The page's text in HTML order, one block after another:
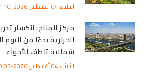
الثلاثاء 04 أغسطس 2026-11:10
مركز المناخ: انكسار
الحرارية بدءًا من اليوم
شمالية تلطف الأجواء
الثلاثاء 04 أغسطس 2026-10:03